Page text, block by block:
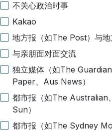
不关心政治时事
Kakao
地方报（如The Post）与地
与亲朋面对面交流
独立媒体（如The
Paper、Aus News）
都市报（如The
Sun）
都市报（如The Sydney